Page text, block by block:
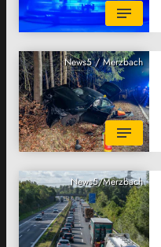
News5 / Merzbach
News5/Merzbach